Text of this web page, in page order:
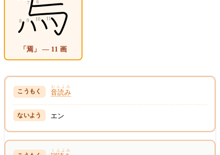
「焉」 — 11 画
音読み
おんよみ
エン
くんよみ